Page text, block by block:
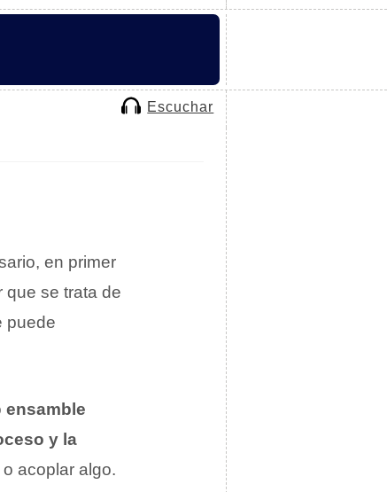
Escuchar
en primer
que se trata de
puede
ensamble
y la
acoplar algo.